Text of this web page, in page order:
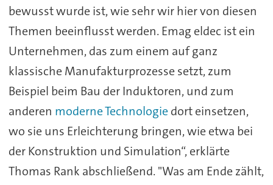
bewusst wurde ist, wie sehr wir hier von diesen
Themen beeinflusst werden. Emag eldec ist ein
Unternehmen, das zum einem auf ganz
klassische Manufakturprozesse setzt, zum
Beispiel beim Bau der Induktoren, und zum
anderen moderne Technologie dort einsetzen,
wo sie uns Erleichterung bringen, wie etwa bei
der Konstruktion und Simulation“, erklärte
Thomas Rank abschließend. "Was am Ende zählt,